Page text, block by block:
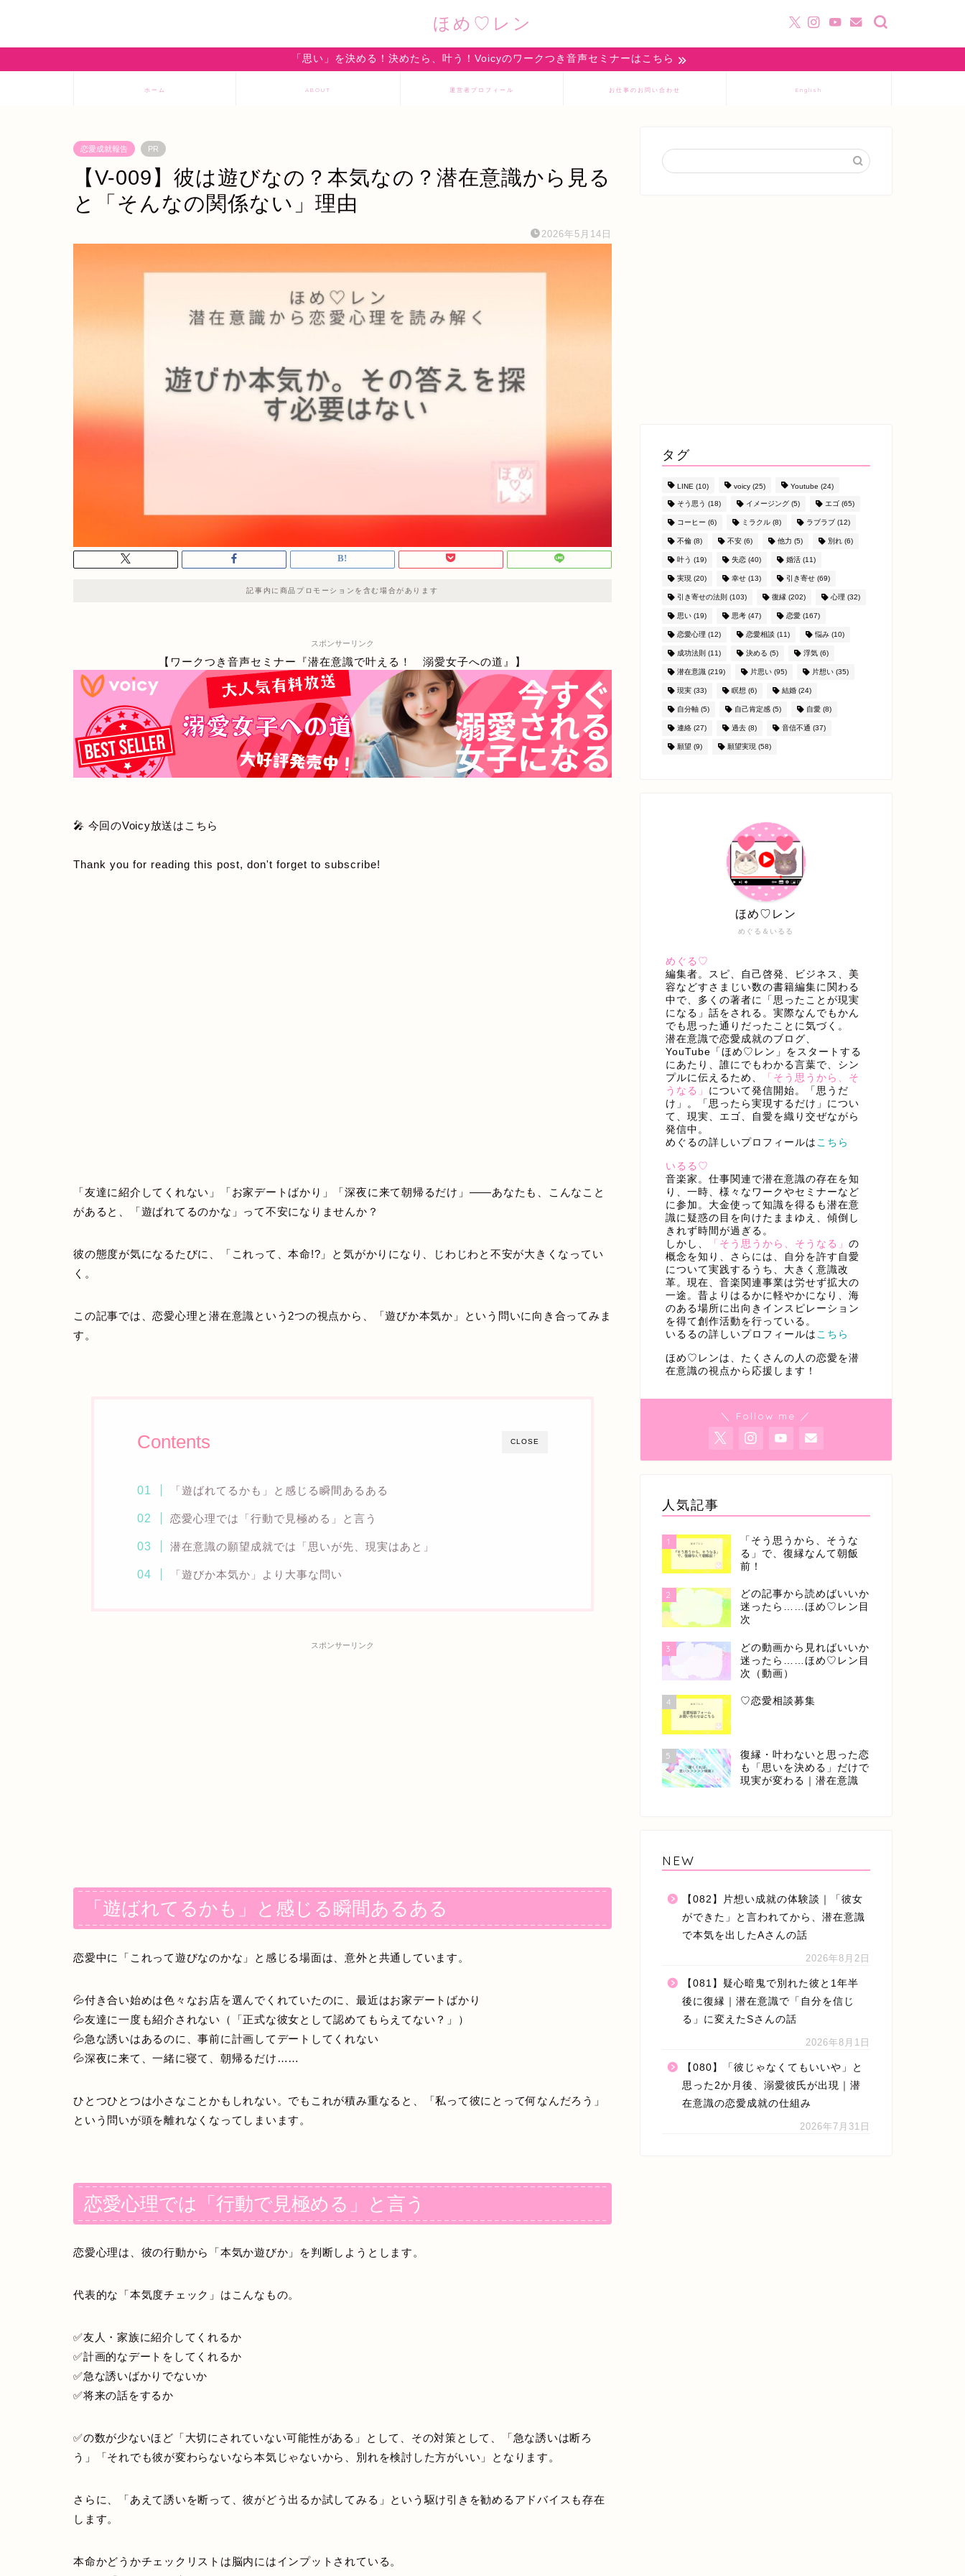
ほめ♡レン
「思い」を決める！決めたら、叶う！Voicyのワークつき音声セミナーはこちら
ホーム ABOUT 運営者プロフィール お仕事のお問い合わせ English
恋愛成就報告 PR
【V-009】彼は遊びなの？本気なの？潜在意識から見る
と「そんなの関係ない」理由
2026年5月14日
記事内に商品プロモーションを含む場合があります
スポンサーリンク
【ワークつき音声セミナー『潜在意識で叶える！ 溺愛女子への道』】
🎤 今回のVoicy放送はこちら
Thank you for reading this post, don't forget to subscribe!
「友達に紹介してくれない」「お家デートばかり」「深夜に来て朝帰るだけ」——あなたも、こんなこと
があると、「遊ばれてるのかな」って不安になりませんか？
彼の態度が気になるたびに、「これって、本命!?」と気がかりになり、じわじわと不安が大きくなってい
く。
この記事では、恋愛心理と潜在意識という2つの視点から、「遊びか本気か」という問いに向き合ってみま
す。
CLOSE
Contents
「遊ばれてるかも」と感じる瞬間あるある
恋愛心理では「行動で見極める」と言う
潜在意識の願望成就では「思いが先、現実はあと」
「遊びか本気か」より大事な問い
スポンサーリンク
「遊ばれてるかも」と感じる瞬間あるある
恋愛中に「これって遊びなのかな」と感じる場面は、意外と共通しています。
💦付き合い始めは色々なお店を選んでくれていたのに、最近はお家デートばかり
💦友達に一度も紹介されない（「正式な彼女として認めてもらえてない？」）
💦急な誘いはあるのに、事前に計画してデートしてくれない
💦深夜に来て、一緒に寝て、朝帰るだけ……
ひとつひとつは小さなことかもしれない。でもこれが積み重なると、「私って彼にとって何なんだろう」
という問いが頭を離れなくなってしまいます。
恋愛心理では「行動で見極める」と言う
恋愛心理は、彼の行動から「本気か遊びか」を判断しようとします。
代表的な「本気度チェック」はこんなもの。
✅友人・家族に紹介してくれるか
✅計画的なデートをしてくれるか
✅急な誘いばかりでないか
✅将来の話をするか
✅の数が少ないほど「大切にされていない可能性がある」として、その対策として、「急な誘いは断ろ
う」「それでも彼が変わらないなら本気じゃないから、別れを検討した方がいい」となります。
さらに、「あえて誘いを断って、彼がどう出るか試してみる」という駆け引きを勧めるアドバイスも存在
します。
本命かどうかチェックリストは脳内にはインプットされている。
タグ
LINE (10) voicy(25) Youtube (24)
そう思う (18) イメージング(5) エゴ(65)
コーヒー (6) ミラクル(8) ラブラブ(12)
不倫(8) 不安(6) 他力 (5) 別れ(6)
叶う (19) 失恋(40) 婚活(11)
実現 (20) 幸せ(13) 引き寄せ(69)
引き寄せの法則 (103) 復縁(202) 心理 (32)
思い(19) 思考(47) 恋愛(167)
恋愛心理 (12) 恋愛相談 (11) 悩み(10)
成功法則 (11) 決める (5) 浮気(6)
潜在意識(219) 片思い(95) 片想い(35)
現実(33) 瞑想 (6) 結婚(24)
自分軸(5) 自己肯定感(5) 自愛(8)
連絡(27) 過去(8) 音信不通 (37)
願望 (9) 願望実現 (58)
めぐる＆いるる
ほめ♡レン
めぐる♡
編集者。スピ、自己啓発、ビジネス、美
容などすさまじい数の書籍編集に関わる
中で、多くの著者に「思ったことが現実
になる」話をされる。実際なんでもかん
でも思った通りだったことに気づく。
潜在意識で恋愛成就のブログ、
YouTube「ほめ♡レン」をスタートする
にあたり、誰にでもわかる言葉で、シン
プルに伝えるため、
「そう思うから、そ
うなる」 について発信開始。「思うだ
け」。「思ったら実現するだけ」につい
て、現実、エゴ、自愛を織り交ぜながら
発信中。
めぐるの詳しいプロフィールは こちら
いるる♡
音楽家。仕事関連で潜在意識の存在を知
り、一時、様々なワークやセミナーなど
に参加。大金使って知識を得るも潜在意
識に疑惑の目を向けたままゆえ、傾倒し
きれず時間が過ぎる。
しかし、
「そう思うから、そうなる」 の
概念を知り、さらには、自分を許す自愛
について実践するうち、大きく意識改
革。現在、音楽関連事業は労せず拡大の
一途。昔よりはるかに軽やかになり、海
のある場所に出向きインスピレーション
を得て創作活動を行っている。
いるるの詳しいプロフィールは こちら
ほめ♡レンは、たくさんの人の恋愛を潜
在意識の視点から応援します！
＼ Follow me ／
人気記事
1
「そう思うから、そうな
る」で、復縁なんて朝飯
前！
2
どの記事から読めばいいか
迷ったら……ほめ♡レン目
次
3
どの動画から見ればいいか
迷ったら……ほめ♡レン目
次（動画）
4 ♡恋愛相談募集
5
復縁・叶わないと思った恋
も「思いを決める」だけで
現実が変わる｜潜在意識
NEW
【082】片想い成就の体験談｜「彼女
ができた」と言われてから、潜在意識
で本気を出したAさんの話
2026年8月2日
【081】疑心暗鬼で別れた彼と1年半
後に復縁｜潜在意識で「自分を信じ
る」に変えたSさんの話
2026年8月1日
【080】「彼じゃなくてもいいや」と
思った2か月後、溺愛彼氏が出現｜潜
在意識の恋愛成就の仕組み
2026年7月31日